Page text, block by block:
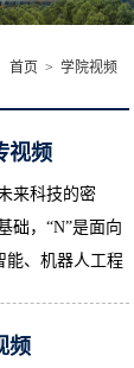
首页 > 学院视频
视频
来科技的密
础，“N”是面向
能、机器人工程
频